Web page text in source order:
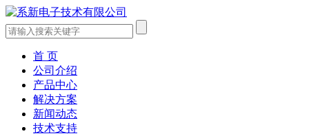
首 页
公司介绍
产品中心
解决方案
新闻动态
技术支持